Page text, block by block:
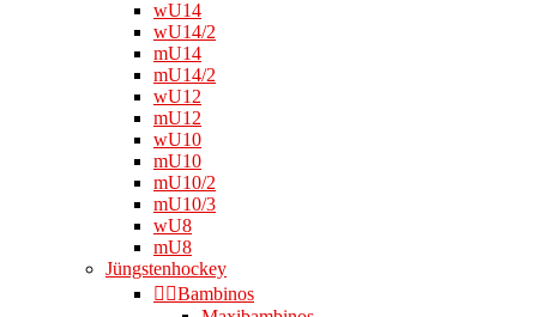
wU14
wU14/2
mU14
mU14/2
wU12
mU12
wU10
mU10
mU10/2
mU10/3
wU8
mU8
Jüngstenhockey
👉🏻Bambinos